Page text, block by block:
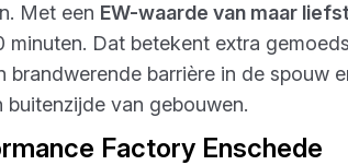
Met een EW-waarde van maar
minuten. Dat betekent extra
barrière in de spouw
van gebouwen.
Factory Enschede